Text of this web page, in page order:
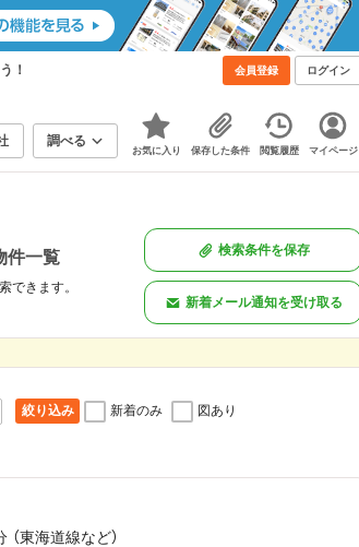
！ 会員登録 ログイン
調べる
お気に入り 保存した条件 閲覧履歴 マイページ
件一覧
できます。
検索条件を保存
新着メール通知を受け取る
絞り込み 新着のみ 図あり
（東海道線など）